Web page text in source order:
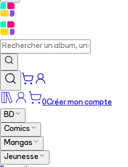
0Créer mon compte
BD
Comics
Mangas
Jeunesse